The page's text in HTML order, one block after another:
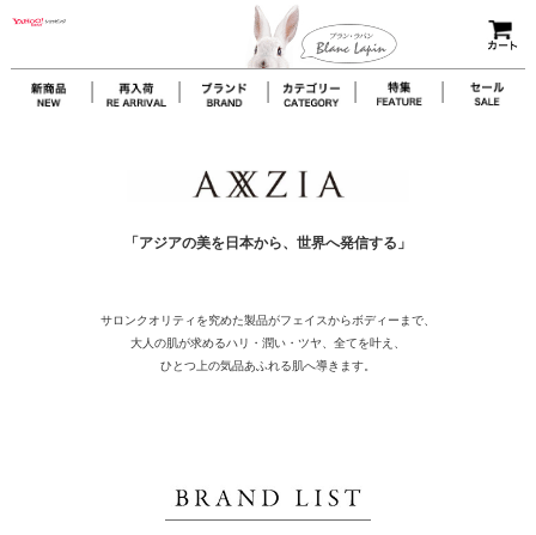
「アジアの美を日本から、世界へ発信する」
サロンクオリティを究めた製品がフェイスからボディーまで、
大人の肌が求めるハリ・潤い・ツヤ、全てを叶え、
ひとつ上の気品あふれる肌へ導きます。